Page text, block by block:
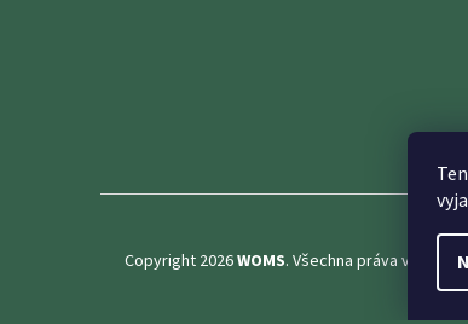
Copyright 2026WOMS. Všechna práva